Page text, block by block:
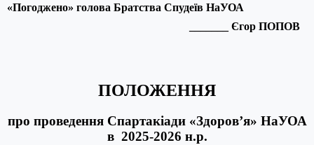
«Погоджено» голова Братства Cпудеїв НаУОА
_______ Єгор ПОПОВ
ПОЛОЖЕННЯ
про проведення Спартакіади «Здоров’я» НаУОА
в 2025-2026 н.р.